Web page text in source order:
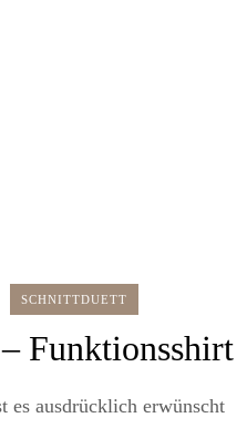
SCHNITTDUETT
Funktionsshirt
ausdrücklich erwünscht